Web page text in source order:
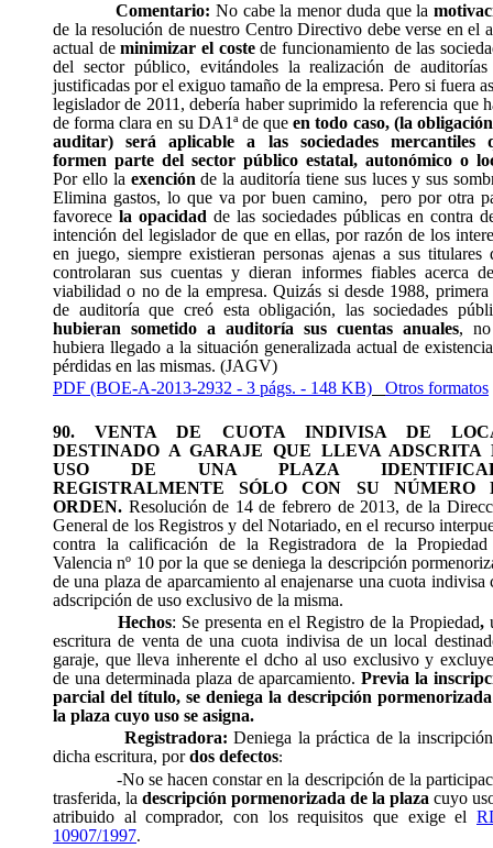
Comentario: No cabe la menor duda que la
de la resolución de nuestro Centro Directivo debe verse en el
actual deminimizar el costede funcionamiento de las
del sector público, evitándoles la realización de
justificadas por el exiguo tamaño de la empresa. Pero si fuera
legislador de 2011, debería haber suprimido la referencia que
de forma clara en su DA1ª de queen todo caso, (la
auditar) será aplicable a las sociedades mercantiles
formen parte del sector público estatal, autonómico o
Por ello la exenciónde la auditoría tiene sus luces y sus
Elimina gastos, lo que va por buen camino,
pero por otra
favorece la opacidad de las sociedades públicas en contra
intención del legislador de que en ellas, por razón de los
en juego, siempre existieran personas ajenas a sus titulares
controlaran sus cuentas y dieran informes fiables acerca
viabilidad o no de la empresa. Quizás si desde 1988,
de auditoría que creó esta obligación, las sociedades
hubieran sometido a auditoría sus cuentas anuales,
hubiera llegado a la situación generalizada actual de
pérdidas en las mismas. (JAGV)
PDF (BOE-A-2013-2932 - 3 págs. - 148 KB)
Otros formatos
90. VENTA DE CUOTA INDIVISA DE
DESTINADO A GARAJE QUE LLEVA ADSCRITA
USO DE UNA PLAZA
REGISTRALMENTE SÓLO CON SU NÚMERO
ORDEN. Resolución de 14 de febrero de 2013, de la
General de los Registros y del Notariado, en el recurso
contra la calificación de la Registradora de la
Valencia nº 10 por la que se deniega la descripción
de una plaza de aparcamiento al enajenarse una cuota indivisa
adscripción de uso exclusivo de la misma.
Hechos: Se presenta en el Registro de la Propiedad,
escritura de venta de una cuota indivisa de un local
garaje, que lleva inherente el dcho al uso exclusivo y
de una determinada plaza de aparcamiento.Previa la
parcial del título, se deniega la descripción
la plaza cuyo uso se asigna.
Registradora:Deniega la práctica de la
dicha escritura, pordos defectos:
-No se hacen constar en la descripción de la
trasferida, la descripción pormenorizada de la plaza cuyo
atribuido al comprador, con los requisitos que exige el
10907/1997.